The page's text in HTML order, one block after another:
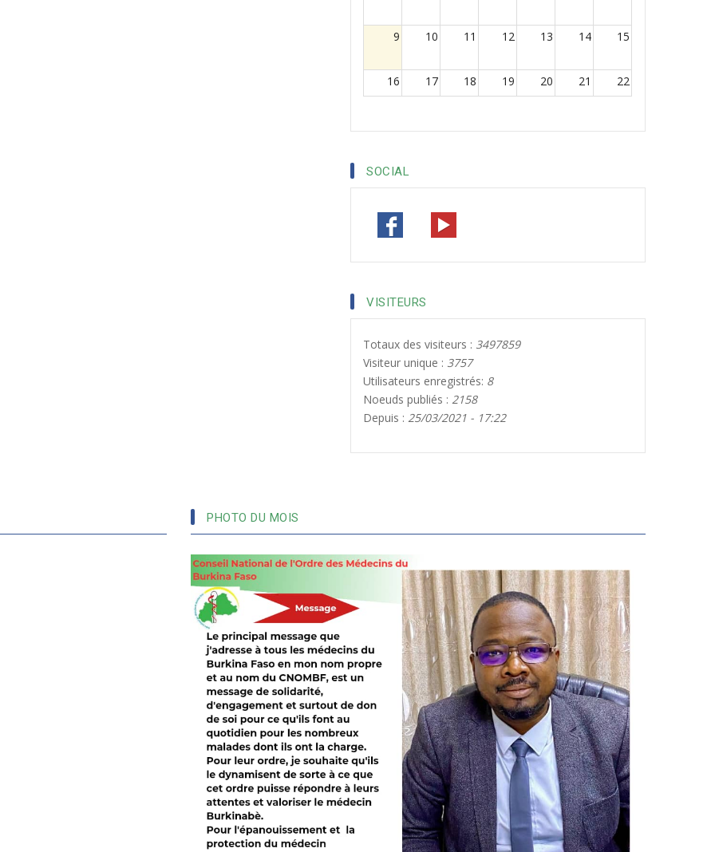
9 10 11 12 13 14 15
16 17 18 19 20 21 22
30
SOCIAL
VISITEURS
Totaux des visiteurs : 3497859
Visiteur unique : 3757
Utilisateurs enregistrés: 8
Noeuds publiés : 2158
Depuis : 25/03/2021 - 17:22
PHOTO DU MOIS